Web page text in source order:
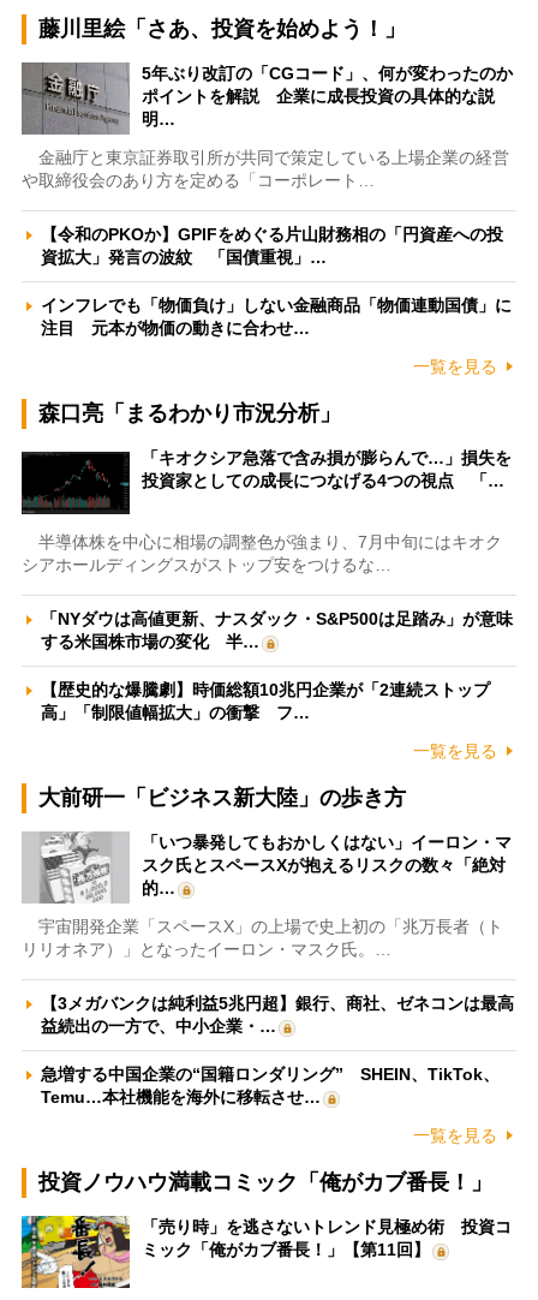
藤川里絵「さあ、投資を始めよう！」
5年ぶり改訂の「CGコード」、何が変わったのか
ポイントを解説 企業に成長投資の具体的な説
明…
金融庁と東京証券取引所が共同で策定している上場企業の経営
や取締役会のあり方を定める「コーポレート…
【令和のPKOか】GPIFをめぐる片山財務相の「円資産への投
資拡大」発言の波紋 「国債重視」…
インフレでも「物価負け」しない金融商品「物価連動国債」に
注目 元本が物価の動きに合わせ…
一覧を見る
森口亮「まるわかり市況分析」
「キオクシア急落で含み損が膨らんで…」損失を
投資家としての成長につなげる4つの視点 「…
半導体株を中心に相場の調整色が強まり、7月中旬にはキオク
シアホールディングスがストップ安をつけるな…
「NYダウは高値更新、ナスダック・S&P500は足踏み」が意味
する米国株市場の変化 半…
【歴史的な爆騰劇】時価総額10兆円企業が「2連続ストップ
高」「制限値幅拡大」の衝撃 フ…
一覧を見る
大前研一「ビジネス新大陸」の歩き方
「いつ暴発してもおかしくはない」イーロン・マ
スク氏とスペースXが抱えるリスクの数々「絶対
的…
宇宙開発企業「スペースX」の上場で史上初の「兆万長者（ト
リリオネア）」となったイーロン・マスク氏。…
【3メガバンクは純利益5兆円超】銀行、商社、ゼネコンは最高
益続出の一方で、中小企業・…
急増する中国企業の“国籍ロンダリング” SHEIN、TikTok、
Temu…本社機能を海外に移転させ…
一覧を見る
投資ノウハウ満載コミック「俺がカブ番長！」
「売り時」を逃さないトレンド見極め術 投資コ
ミック「俺がカブ番長！」【第11回】